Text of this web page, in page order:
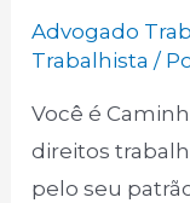
Advogado
Trabalhista /
Você é
direitos
pelo seu